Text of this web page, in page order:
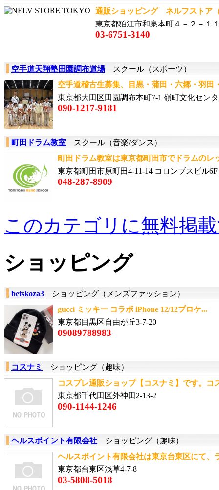
通販ショッピング ネルフストア
東京都狛江市和泉本町４－２－１
03-6751-3140
空手道天翔塾田園調布道場スクール（スポーツ）
空手道稽古生募集、目黒・蒲田・六郷・羽
東京都大田区田園調布本町7-1 嶺町文化セン
090-1217-9181
町田ドラム教室 スクール（音楽/ダンス）
町田ドラム教室は東京都町田市でドラムの
東京都町田市原町田4-11-14 コロンブスビル6F
048-287-8909
このカテゴリに無料掲
ショッピング
betskoza3 ショッピング（メンズファッション）
gucci ミッキー コラボ iPhone 12/12プロケ...
東京都目黒区自由が丘3-7-20
09089788983
コスナミ
ショッピング（趣味）
コスプレ通販ショップ【コスナミ】です。コ
東京都千代田区外神田2-13-2
090-1144-1246
ヘルスポイント有限会社 ショッピング（趣味）
ヘルスポイント有限会社は東京台東区にて、
東京都台東区浅草4-7-8
03-5808-5018